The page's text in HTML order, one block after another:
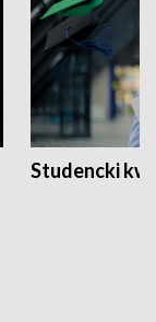
Studencki